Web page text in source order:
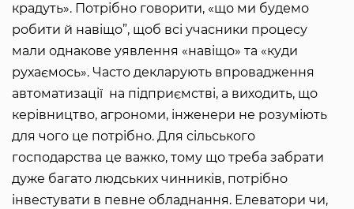
крадуть». Потрібно говорити, «що ми будемо
робити й навіщо”, щоб всі учасники процесу
мали однакове уявлення «навіщо» та «куди
рухаємось». Часто декларують впровадження
автоматизації на підприємстві, а виходить, що
керівництво, агрономи, інженери не розуміють
для чого це потрібно. Для сільського
господарства це важко, тому що треба забрати
дуже багато людських чинників, потрібно
інвестувати в певне обладнання. Елеватори чи,